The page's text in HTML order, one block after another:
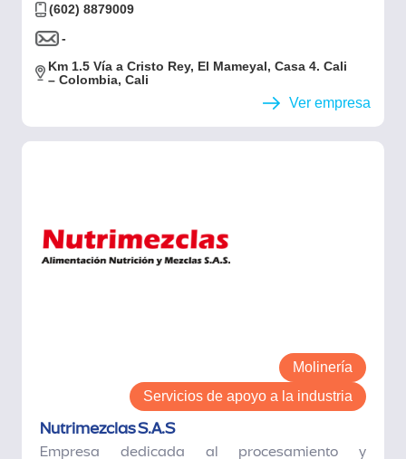
(602) 8879009
-
Km 1.5 Vía a Cristo Rey, El Mameyal, Casa 4. Cali
– Colombia, Cali
Ver empresa
Molinería
Servicios de apoyo a la industria
Nutrimezclas S.A.S
Empresa dedicada al procesamiento y